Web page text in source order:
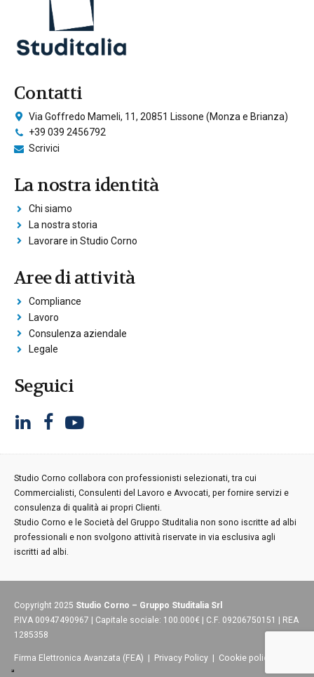
Contatti
Via Goffredo Mameli, 11, 20851 Lissone (Monza e Brianza)
+39 039 2456792
Scrivici
La nostra identità
Chi siamo
La nostra storia
Lavorare in Studio Corno
Aree di attività
Compliance
Lavoro
Consulenza aziendale
Legale
Seguici
Studio Corno collabora con professionisti selezionati, tra cui
Commercialisti, Consulenti del Lavoro e Avvocati, per fornire servizi e
consulenza di qualità ai propri Clienti.
Studio Corno e le Società del Gruppo Studitalia non sono iscritte ad albi
professionali e non svolgono attività riservate in via esclusiva agli
iscritti ad albi.
Copyright 2025 Studio Corno – Gruppo Studitalia Srl
P.IVA 00947490967 | Capitale sociale: 100.000€ | C.F. 09206750151 | REA
1285358
Firma Elettronica Avanzata (FEA) Privacy Policy Cookie policy